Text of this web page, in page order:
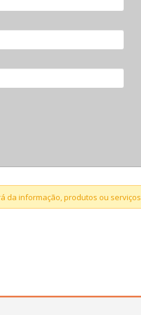
da informação, produtos ou